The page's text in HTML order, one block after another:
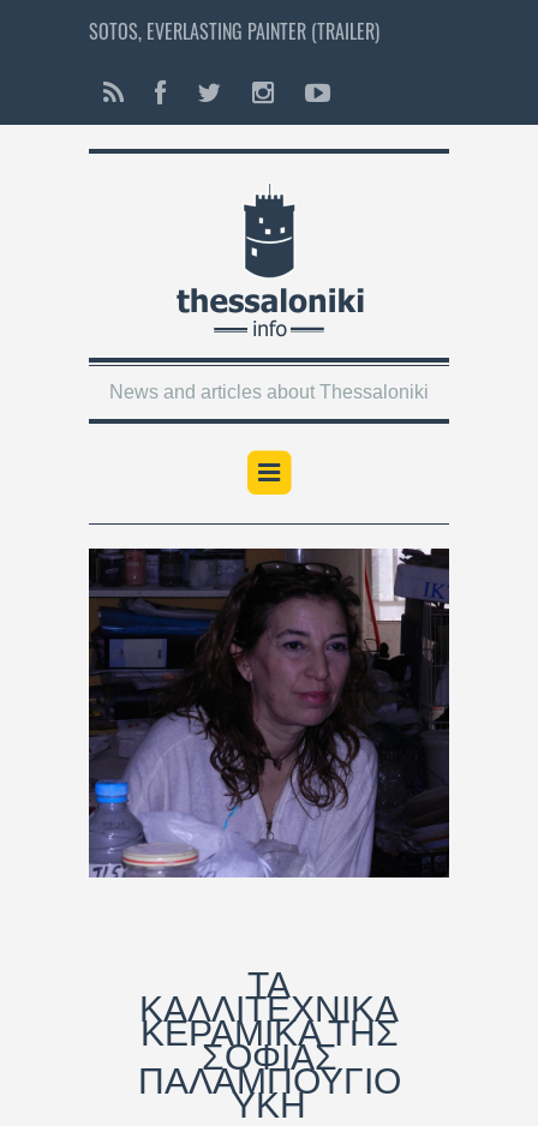
SOTOS, EVERLASTING PAINTER (TRAILER)
News and articles about Thessaloniki
ΤΑ
ΚΑΛΛΙΤΕΧΝΙΚΑ
ΚΕΡΑΜΙΚΑ ΤΗΣ
ΣΟΦΙΑΣ
ΠΑΛΑΜΠΟΥΓΙΟ
ΥΚΗ